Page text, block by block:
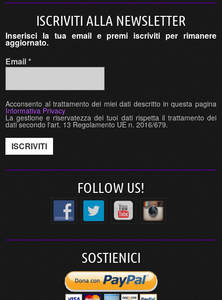
ISCRIVITI ALLA NEWSLETTER
Inserisci la tua email e premi iscriviti per rimanere
aggiornato.
Email*
Acconsento al trattamento dei miei dati descritto in questa pagina
Informativa Privacy
La gestione e riservatezza dei tuoi dati rispetta il trattamento dei
dati secondo l'art. 13 Regolamento UE n. 2016/679.
FOLLOW US!
SOSTIENICI